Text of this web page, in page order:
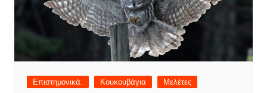
Επιστημονικά. Κουκουβάγια
Μελέτες